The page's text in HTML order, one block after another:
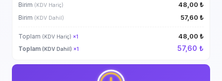
Birim (KDV Hariç) 48,00 ₺
Birim (KDV Dahil) 57,60 ₺
Toplam (KDV Hariç) ×1 48,00 ₺
Toplam (KDV Dahil) ×1 57,60 ₺